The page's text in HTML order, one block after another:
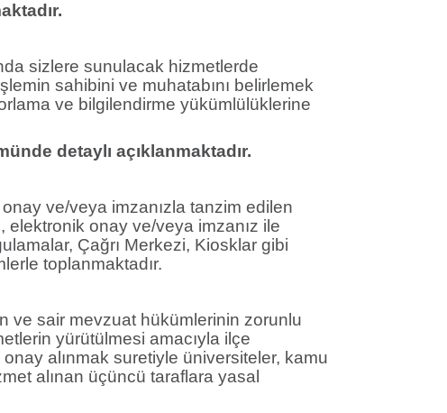
sizlere sunulacak hizmetlerde
sahibini ve muhatabını belirlemek
ve bilgilendirme yükümlülüklerine
detaylı açıklanmaktadır.
ve/veya imzanızla tanzim edilen
elektronik onay ve/veya imzanız ile
Çağrı Merkezi, Kiosklar gibi
toplanmaktadır.
ve sair mevzuat hükümlerinin zorunlu
yürütülmesi amacıyla ilçe
alınmak suretiyle üniversiteler, kamu
alınan üçüncü taraflara yasal